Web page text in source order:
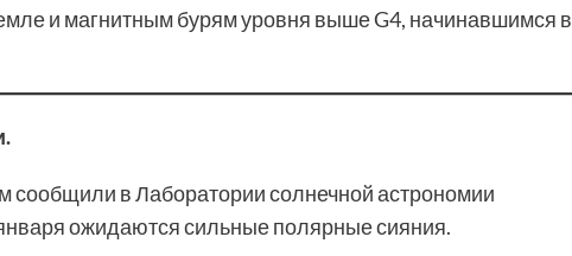
и магнитным бурям уровня выше G4, начинавшимся в
в Лаборатории солнечной астрономии
ожидаются сильные полярные сияния.